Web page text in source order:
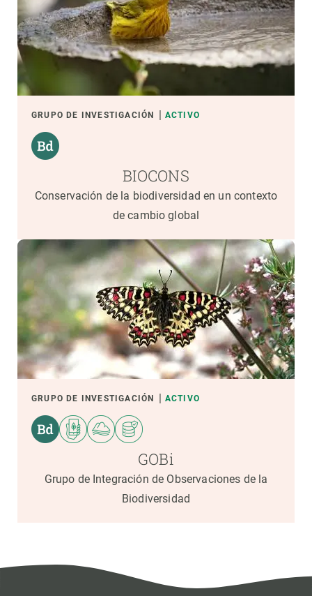
GRUPO DE INVESTIGACIÓN ACTIVO
BIOCONS
Conservación de la biodiversidad en un contexto
de cambio global
GRUPO DE INVESTIGACIÓN ACTIVO
GOBi
Grupo de Integración de Observaciones de la
Biodiversidad